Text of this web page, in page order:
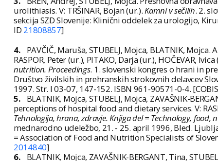
urolithiasis. V: TRŠINAR, Bojan (ur.).Kamni v sečilih. 2.
sekcija SZD Slovenije: Klinični oddelek za urologijo,
ID 21808857]
4.
PAVČIČ, Maruša, STUBELJ, Mojca, BLATNIK,
RASPOR, Peter (ur.), PITAKO, Darja (ur.), HOČEVAR,
nutrition. Proceedings. 1. slovenski kongres o hrani in
Društvo živilskih in prehranskih strokovnih delavcev
1997. Str. l 03-07, 147-152. ISBN 961-90571-0-4.
5.
BLATNIK, Mojca, STUBELJ, Mojca, ZAVAŠNIK-
perceptions of hospital food and dietary services. V:
Tehnologija, hrana, zdravje. Knjiga del = Technology, food,
mednarodno udeležbo, 21. - 25. april 1996, Bled.
= Association of Food and Nutrition Specialists of
2014840]
6.
BLATNIK, Mojca, ZAVAŠNIK-BERGANT, Tina,